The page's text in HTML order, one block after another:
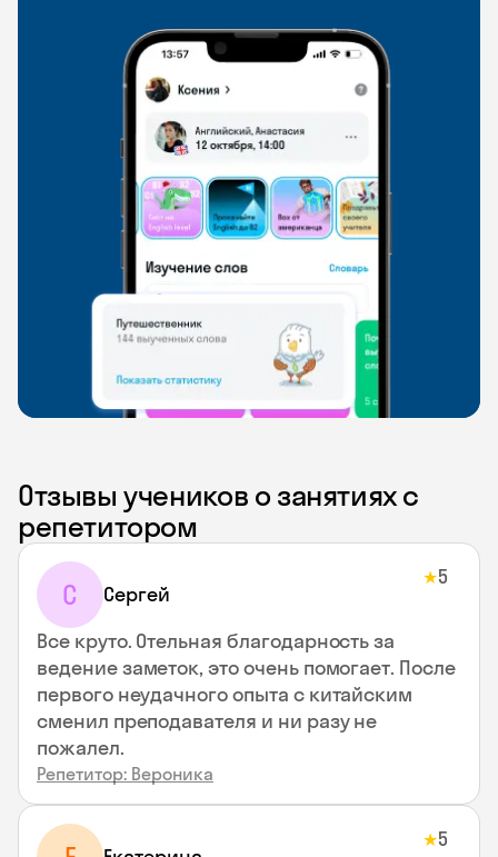
Отзывы учеников о занятиях с
репетитором
С Сергей
★5
Все круто. Отельная благодарность за
ведение заметок, это очень помогает. После
первого неудачного опыта с китайским
сменил преподавателя и ни разу не
пожалел.
Репетитор: Вероника
★5